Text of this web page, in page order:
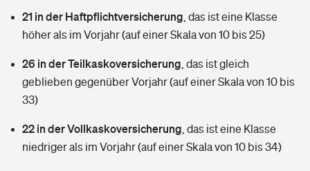
Wer versichert was: Jetzt Versicherer finden
Sie haben Fragen?
Mietkautionsversicherung
Restkreditversicherung
Kinderinvalidität
Reiseversicherung
Hundehalter-Haftpflicht
Tierkrankenversicherung
Tools
Wer versichert was: Jetzt Versicherer finden
21 in der Haftpflichtversicherung das ist eine Klasse
höher als im Vorjahr (auf einer Skala von 10 bis 25)
26 in der Teilkaskoversicherung das ist gleich
geblieben gegenüber Vorjahr (auf einer Skala von 10 bis
33)
22 in der Vollkaskoversicherung das ist eine Klasse
niedriger als im Vorjahr (auf einer Skala von 10 bis 34)